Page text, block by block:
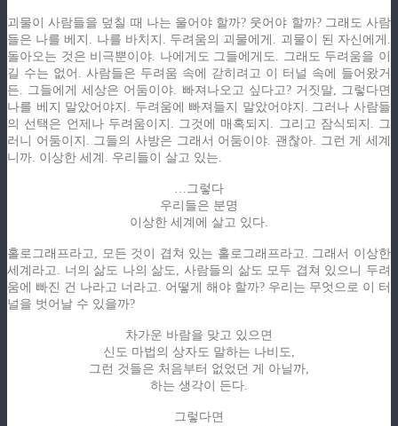
괴물이 사람들을 덮칠 때 나는 울어야 할까? 웃어야 할까? 그래도 사람
들은 나를 베지. 나를 바치지. 두려움의 괴물에게. 괴물이 된 자신에게.
돌아오는 것은 비극뿐이야. 나에게도 그들에게도. 그래도 두려움을 이
길 수는 없어. 사람들은 두려움 속에 갇히려고 이 터널 속에 들어왔거
든. 그들에게 세상은 어둠이야. 빠져나오고 싶다고? 거짓말, 그렇다면
나를 베지 말았어야지. 두려움에 빠져들지 말았어야지. 그러나 사람들
의 선택은 언제나 두려움이지. 그것에 매혹되지. 그리고 잠식되지. 그
러니 어둠이지. 그들의 사방은 그래서 어둠이야. 괜찮아. 그런 게 세계
니까. 이상한 세계. 우리들이 살고 있는.
…그렇다
우리들은 분명
이상한 세계에 살고 있다.
홀로그래프라고, 모든 것이 겹쳐 있는 홀로그래프라고. 그래서 이상한
세계라고. 너의 삶도 나의 삶도, 사람들의 삶도 모두 겹쳐 있으니 두려
움에 빠진 건 나라고 너라고. 어떻게 해야 할까? 우리는 무엇으로 이 터
널을 벗어날 수 있을까?
차가운 바람을 맞고 있으면
신도 마법의 상자도 말하는 나비도,
그런 것들은 처음부터 없었던 게 아닐까,
하는 생각이 든다.
그렇다면